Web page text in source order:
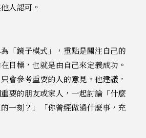
人認可。
「鏡子模式」，重點是關注自己的
目標，也就是由自己來定義成功。
會參考重要的人的意見。他建議，
要的朋友或家人，一起討論「什麼
一刻？」「你曾經做過什麼事，充